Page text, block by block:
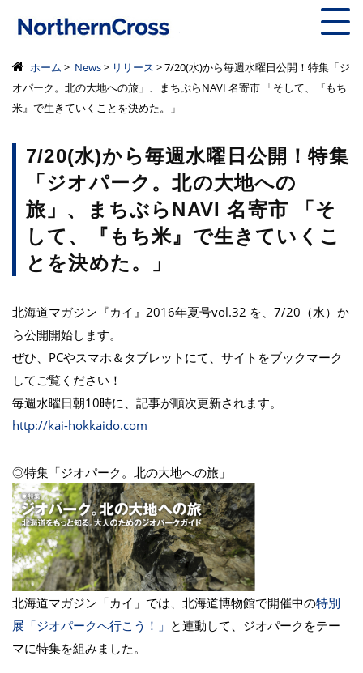
株式会社ノーザン
ホーム > News> リリース > 7/20(水)から毎週水曜日公開！特集「ジ
オパーク。北の大地への旅」、まちぶらNAVI 名寄市 「そして、『もち
米』で生きていくことを決めた。」
7/20(水)から毎週水曜日公開！特集
「ジオパーク。北の大地への
旅」、まちぶらNAVI 名寄市 「そ
して、『もち米』で生きていくこ
とを決めた。」
北海道マガジン『カイ』2016年夏号vol.32 を、7/20（水）か
ら公開開始します。
ぜひ、PCやスマホ＆タブレットにて、サイトをブックマーク
してご覧ください！
毎週水曜日朝10時に、記事が順次更新されます。
http://kai-hokkaido.com
◎特集「ジオパーク。北の大地への旅」
北海道マガジン「カイ」では、北海道博物館で開催中の特別
展「ジオパークへ行こう！」 と連動して、ジオパークをテー
マに特集を組みました。